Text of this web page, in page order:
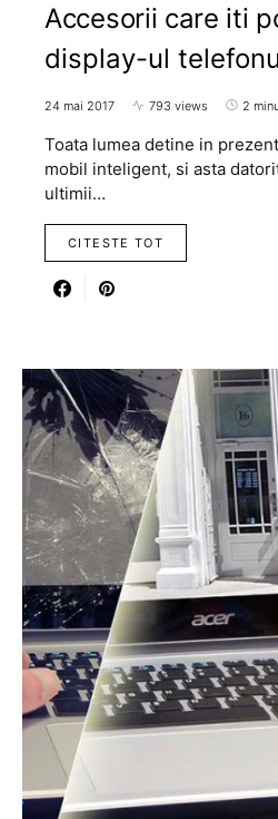
Accesorii care iti
display-ul
24 mai 2017 793 views 2
Toata lumea detine in
mobil inteligent, si asta
ultimii…
CITESTE TOT